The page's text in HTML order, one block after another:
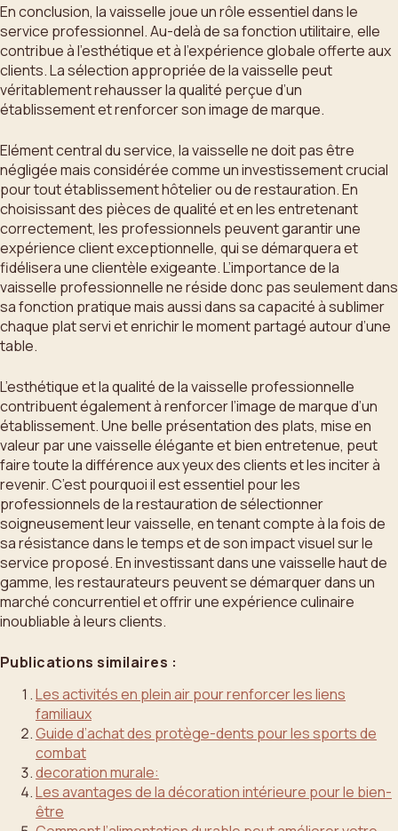
En conclusion, la vaisselle joue un rôle essentiel dans le
service professionnel. Au-delà de sa fonction utilitaire, elle
contribue à l’esthétique et à l’expérience globale offerte aux
clients. La sélection appropriée de la vaisselle peut
véritablement rehausser la qualité perçue d’un
établissement et renforcer son image de marque.
Elément central du service, la vaisselle ne doit pas être
négligée mais considérée comme un investissement crucial
pour tout établissement hôtelier ou de restauration. En
choisissant des pièces de qualité et en les entretenant
correctement, les professionnels peuvent garantir une
expérience client exceptionnelle, qui se démarquera et
fidélisera une clientèle exigeante. L’importance de la
vaisselle professionnelle ne réside donc pas seulement dans
sa fonction pratique mais aussi dans sa capacité à sublimer
chaque plat servi et enrichir le moment partagé autour d’une
table.
L’esthétique et la qualité de la vaisselle professionnelle
contribuent également à renforcer l’image de marque d’un
établissement. Une belle présentation des plats, mise en
valeur par une vaisselle élégante et bien entretenue, peut
faire toute la différence aux yeux des clients et les inciter à
revenir. C’est pourquoi il est essentiel pour les
professionnels de la restauration de sélectionner
soigneusement leur vaisselle, en tenant compte à la fois de
sa résistance dans le temps et de son impact visuel sur le
service proposé. En investissant dans une vaisselle haut de
gamme, les restaurateurs peuvent se démarquer dans un
marché concurrentiel et offrir une expérience culinaire
inoubliable à leurs clients.
Publications similaires :
Les activités en plein air pour renforcer les liens
familiaux
Guide d’achat des protège-dents pour les sports de
combat
decoration murale:
Les avantages de la décoration intérieure pour le bien-
être